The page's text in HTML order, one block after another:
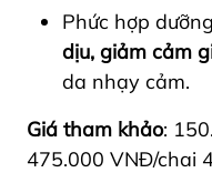
Phức hợp
dịu, giảm cảm
da nhạy cảm.
Giá tham khảo:
475.000 VNĐ/chai